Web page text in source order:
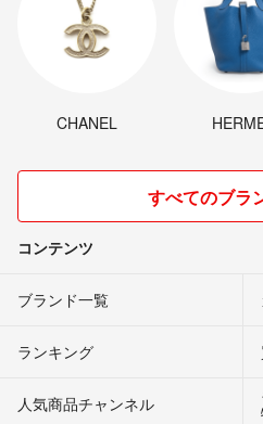
CHANEL
すべてのブラ
コンテンツ
ブランド一覧
ランキング
人気商品チャンネル